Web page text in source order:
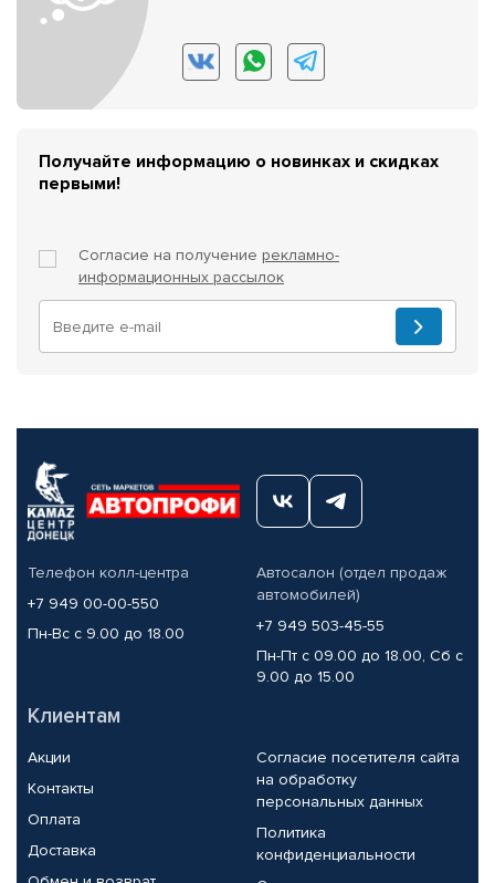
Получайте информацию о новинках и скидках
первыми!
Согласие на получение рекламно-
информационных рассылок
Телефон колл-центра
+7 949 00-00-550
Пн-Вс с 9.00 до 18.00
Автосалон (отдел продаж
автомобилей)
+7 949 503-45-55
Пн-Пт с 09.00 до 18.00, Сб с
9.00 до 15.00
Клиентам
Акции
Контакты
Оплата
Доставка
Согласие посетителя сайта
на обработку
персональных данных
Политика
конфиденциальности